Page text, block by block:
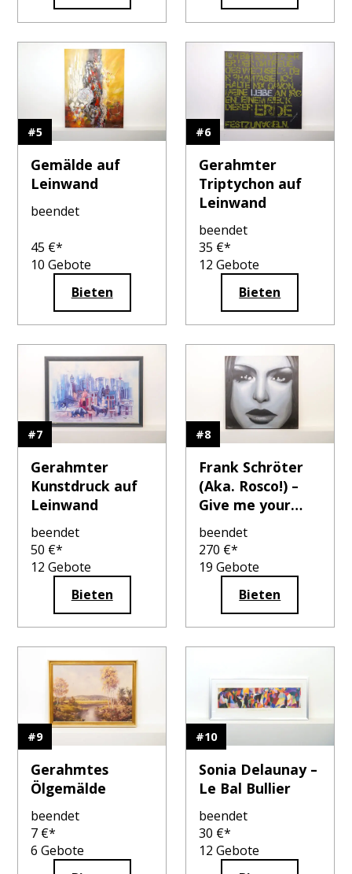
#5
Gemälde auf
Leinwand
beendet
45 €*
10 Gebote
Bieten
#6
Gerahmter
Triptychon auf
Leinwand
beendet
35 €*
12 Gebote
Bieten
#7
Gerahmter
Kunstdruck auf
Leinwand
beendet
50 €*
12 Gebote
Bieten
#8
Frank Schröter
(Aka. Rosco!) –
Give me your
number
beendet
270 €*
19 Gebote
Bieten
#9
Gerahmtes
Ölgemälde
beendet
7 €*
6 Gebote
#10
Sonia Delaunay –
Le Bal Bullier
beendet
30 €*
12 Gebote